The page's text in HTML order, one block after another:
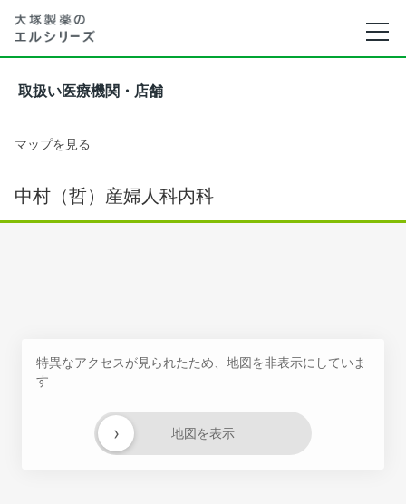
取扱い医療機関・店舗
マップを見る
中村（哲）産婦人科内科
特異なアクセスが見られたため、地図を非表示にしていま
す
地図を表示
›